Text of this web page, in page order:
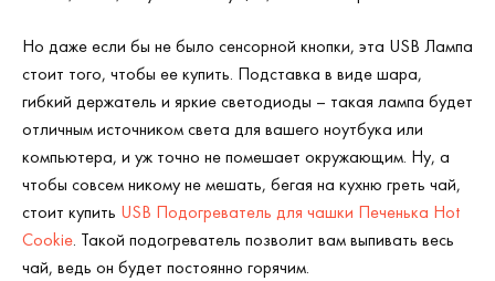
Но даже если бы не было сенсорной кнопки, эта USB Лампа
стоит того, чтобы ее купить. Подставка в виде шара,
гибкий держатель и яркие светодиоды – такая лампа будет
отличным источником света для вашего ноутбука или
компьютера, и уж точно не помешает окружающим. Ну, а
чтобы совсем никому не мешать, бегая на кухню греть чай,
стоит купить USB Подогреватель для чашки Печенька Hot
Cookie. Такой подогреватель позволит вам выпивать весь
чай, ведь он будет постоянно горячим.